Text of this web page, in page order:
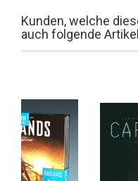
Kunden, welche
auch folgende